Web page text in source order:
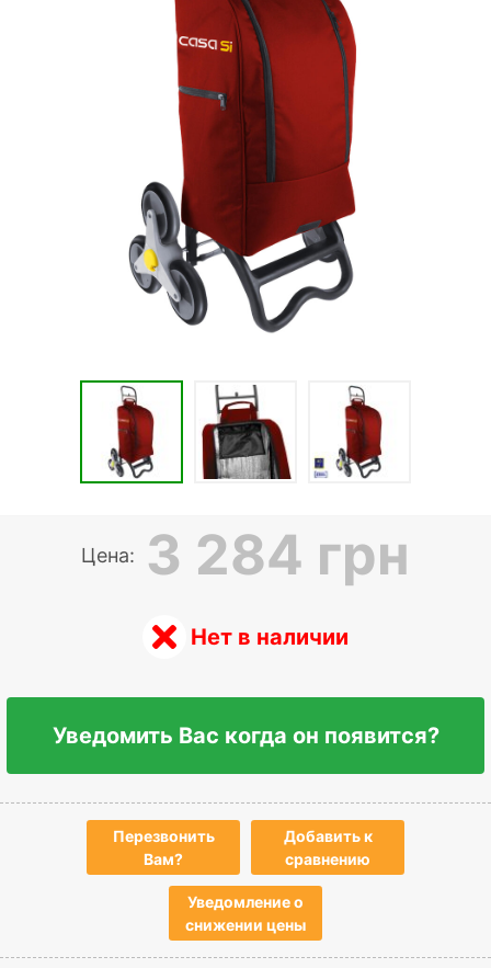
Цена: 3 284 грн
Нет в наличии
Уведомить Вас когда он появится?
Перезвонить
Вам?
Добавить к
сравнению
Уведомление о
снижении цены